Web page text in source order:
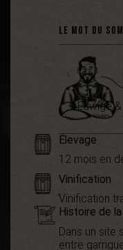
Le mot du
Edwige
Élevage
12 mois en
Vinification
Vinification
Histoire de
Dans un site
entre